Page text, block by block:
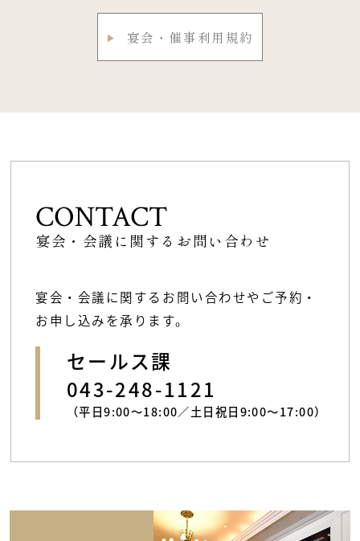
宴会・催事利用規約
CONTACT
宴会・会議に関するお問い合わせ
宴会・会議に関するお問い合わせやご予約・
お申し込みを承ります。
セールス課
043-248-1121
（平日9:00～18:00／土日祝日9:00〜17:00）